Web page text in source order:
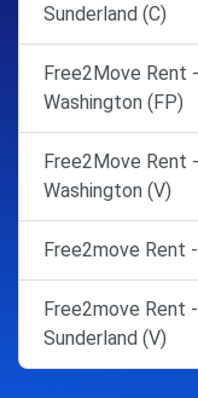
Sunderland (C)
Free2Move Rent
Washington (FP)
Free2Move Rent
Washington (V)
Free2move Rent
Free2move Rent
Sunderland (V)